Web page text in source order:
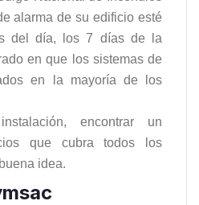
alarma de su edificio esté
del día, los 7 días de la
en que los sistemas de
en la mayoría de los
encontrar un
que cubra todos los
idea.